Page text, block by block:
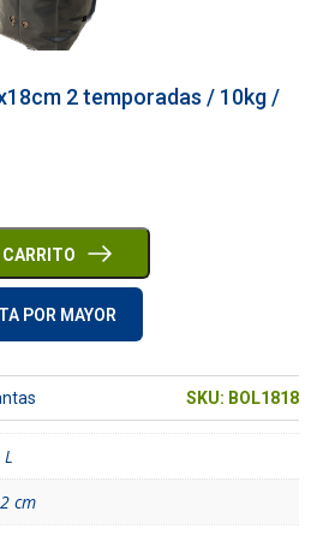
2 temporadas / 10kg /
POR MAYOR
SKU: BOL1818
L
cm